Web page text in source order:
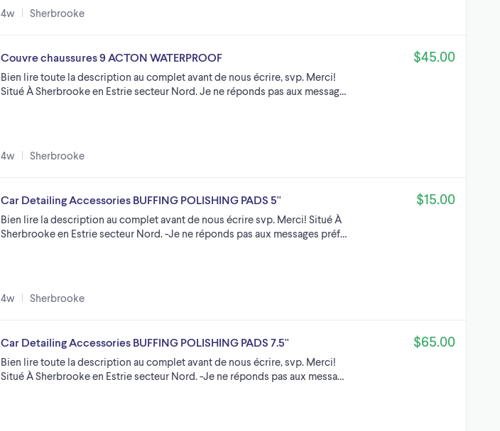
4w Sherbrooke
Couvre chaussures 9 ACTON WATERPROOF
Bien lire toute la description au complet avant de nous écrire, svp. Merci!
Situé À Sherbrooke en Estrie secteur Nord. Je ne réponds pas aux messag…
4w Sherbrooke
$45.00
Car Detailing Accessories BUFFING POLISHING PADS 5''
Bien lire la description au complet avant de nous écrire svp. Merci! Situé À
Sherbrooke en Estrie secteur Nord. -Je ne réponds pas aux messages préf…
4w Sherbrooke
$15.00
Car Detailing Accessories BUFFING POLISHING PADS 7.5''
Bien lire toute la description au complet avant de nous écrire, svp. Merci!
Situé À Sherbrooke en Estrie secteur Nord. -Je ne réponds pas aux messa…
$65.00